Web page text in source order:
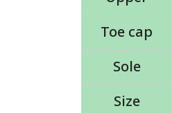
Toe cap
Sole
Size